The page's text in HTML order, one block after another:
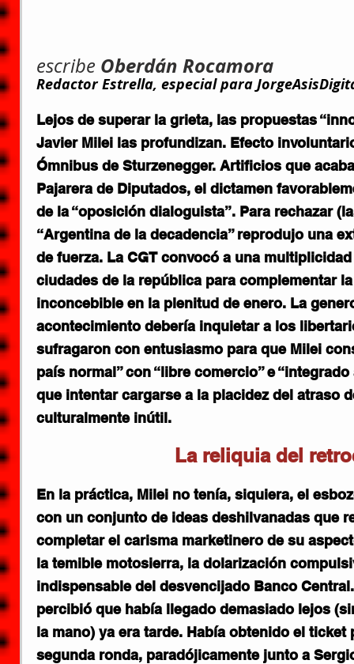
escribe Oberdán Rocamora
Redactor Estrella, especial para
Lejos de superar la grieta, las propuestas
Javier Milei las profundizan. Efecto
Ómnibus de Sturzenegger. Artificios que
Pajarera de Diputados, el dictamen
de la “oposición dialoguista”. Para rechazar
“Argentina de la decadencia” reprodujo una
de fuerza. La CGT convocó a una
ciudades de la república para complementar
inconcebible en la plenitud de enero. La
acontecimiento debería inquietar a los
sufragaron con entusiasmo para que Milei
país normal” con “libre comercio” e
que intentar cargarse a la placidez del atraso
culturalmente inútil.
La reliquia del
En la práctica, Milei no tenía, siquiera, el
con un conjunto de ideas deshilvanadas que
completar el carisma marketinero de su
la temible motosierra, la dolarización
indispensable del desvencijado Banco
percibió que había llegado demasiado lejos
la mano) ya era tarde. Había obtenido el
segunda ronda, paradójicamente junto a